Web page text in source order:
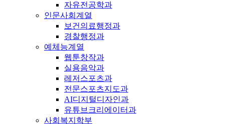
자유전공학과
인문사회계열
보건의료행정과
경찰행정과
예체능계열
웹툰창작과
실용음악과
레저스포츠과
전문스포츠지도과
AI디지털디자인과
유튜브크리에이터과
사회복지학부